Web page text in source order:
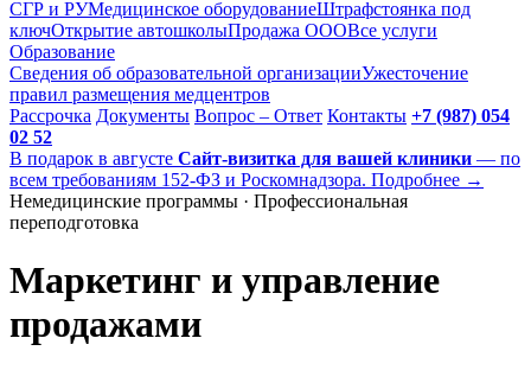
СГР и РУМедицинское оборудованиеШтрафстоянка под
ключОткрытие автошколыПродажа ОООВсе услуги
Образование
Сведения об образовательной организацииУжесточение
правил размещения медцентров
Рассрочка Документы Вопрос – Ответ Контакты +7 (987) 054
02 52
В подарок в августе Сайт-визитка для вашей клиники — по
всем требованиям 152-ФЗ и Роскомнадзора. Подробнее →
Немедицинские программы · Профессиональная
переподготовка
Маркетинг и управление
продажами